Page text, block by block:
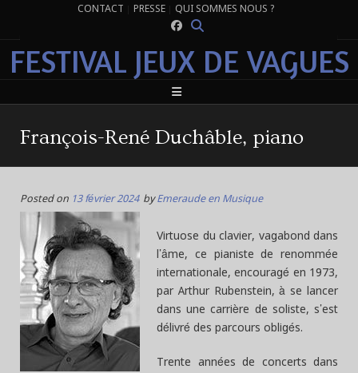
CONTACT PRESSE QUI SOMMES NOUS ?
FESTIVAL JEUX DE VAGUES
François-René Duchâble, piano
Posted on 13 février 2024 byEmeraude en Musique
Virtuose du clavier, vagabond dans
l’âme, ce pianiste de renommée
internationale, encouragé en 1973,
par Arthur Rubenstein, à se lancer
dans une carrière de soliste, s’est
délivré des parcours obligés.
Trente années de concerts dans